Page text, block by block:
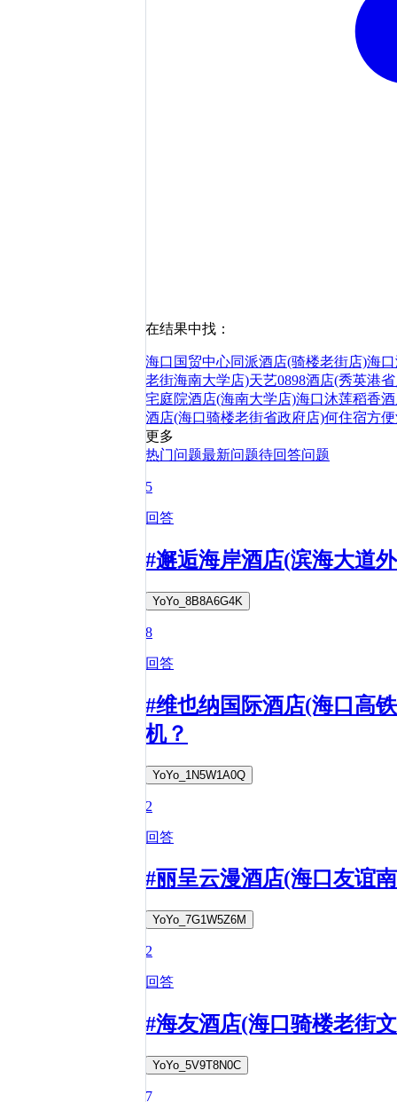
在结果中找：
海口国贸中心同派酒店(骑楼老街店)海
老街海南大学店)天艺0898酒店(秀英港
宅庭院酒店(海南大学店)海口沐莲稻香
酒店(海口骑楼老街省政府店)何住宿方便
更多
热门问题最新问题待回答问题
5
回答
#邂逅海岸酒店(滨海大道
YoYo_8B8A6G4K
8
回答
#维也纳国际酒店(海口高
机？
YoYo_1N5W1A0Q
2
回答
#丽呈云漫酒店(海口友谊
YoYo_7G1W5Z6M
2
回答
#海友酒店(海口骑楼老街
YoYo_5V9T8N0C
7